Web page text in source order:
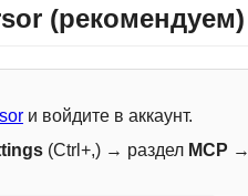
(рекомендуем)
и войдите в аккаунт.
(Ctrl+,) → раздел MCP →